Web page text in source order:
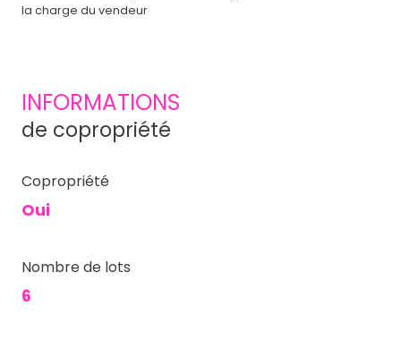
la charge du vendeur
INFORMATIONS
de copropriété
Copropriété
Oui
Nombre de lots
6